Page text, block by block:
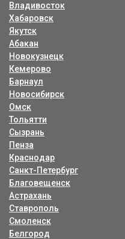
Владивосток
Хабаровск
Якутск
Абакан
Новокузнецк
Кемерово
Барнаул
Новосибирск
Омск
Тольятти
Сызрань
Пенза
Краснодар
Санкт-Петербург
Благовещенск
Астрахань
Ставрополь
Смоленск
Белгород